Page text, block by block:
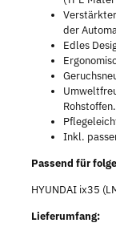
der
Edles
Rohstoffen.
Inkl.
Passend für
HYUNDAI ix35
Lieferumfang: